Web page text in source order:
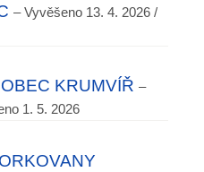
– Vyvěšeno 13. 4. 2026 /
KRUMVÍŘ –
1. 5. 2026